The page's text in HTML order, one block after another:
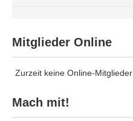
Mitglieder Online
Zurzeit keine Online-Mitglieder
Mach mit!